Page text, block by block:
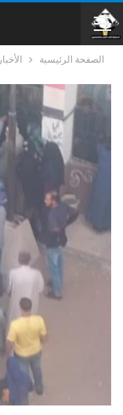
الصفحة الرئيسية الأخبار